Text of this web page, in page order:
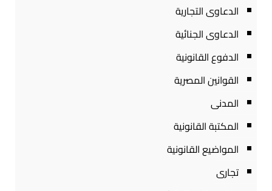
الدعاوى التجارية
الدعاوى الجنائية
الدفوع القانونية
القوانين المصرية
المدنى
المكتبة القانونية
المواضيع القانونية
تجارى